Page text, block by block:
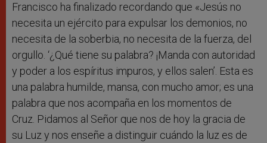
Francisco ha finalizado recordando que «Jesús no
necesita un ejército para expulsar los demonios, no
necesita de la soberbia, no necesita de la fuerza, del
orgullo. ‘¿Qué tiene su palabra? ¡Manda con autoridad
y poder a los espíritus impuros, y ellos salen’. Esta es
una palabra humilde, mansa, con mucho amor; es una
palabra que nos acompaña en los momentos de
Cruz. Pidamos al Señor que nos de hoy la gracia de
su Luz y nos enseñe a distinguir cuándo la luz es de